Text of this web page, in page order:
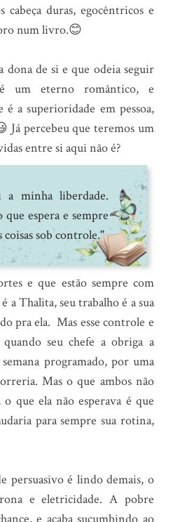
cabeça duras, egocêntricos e
num livro.😊
dona de si e que odeia seguir
um eterno romântico, e
a superioridade em pessoa,
Já percebeu que teremos um
entre si aqui não é?
a minha liberdade.
espera e sempre
sob controle."
e que estão sempre com
a Thalita, seu trabalho é a sua
pra ela. Mas esse controle e
seu chefe a obriga a
programado, por uma
Mas o que ambos não
que ela não esperava é que
para sempre sua rotina,
persuasivo é lindo demais, o
e eletricidade. A pobre